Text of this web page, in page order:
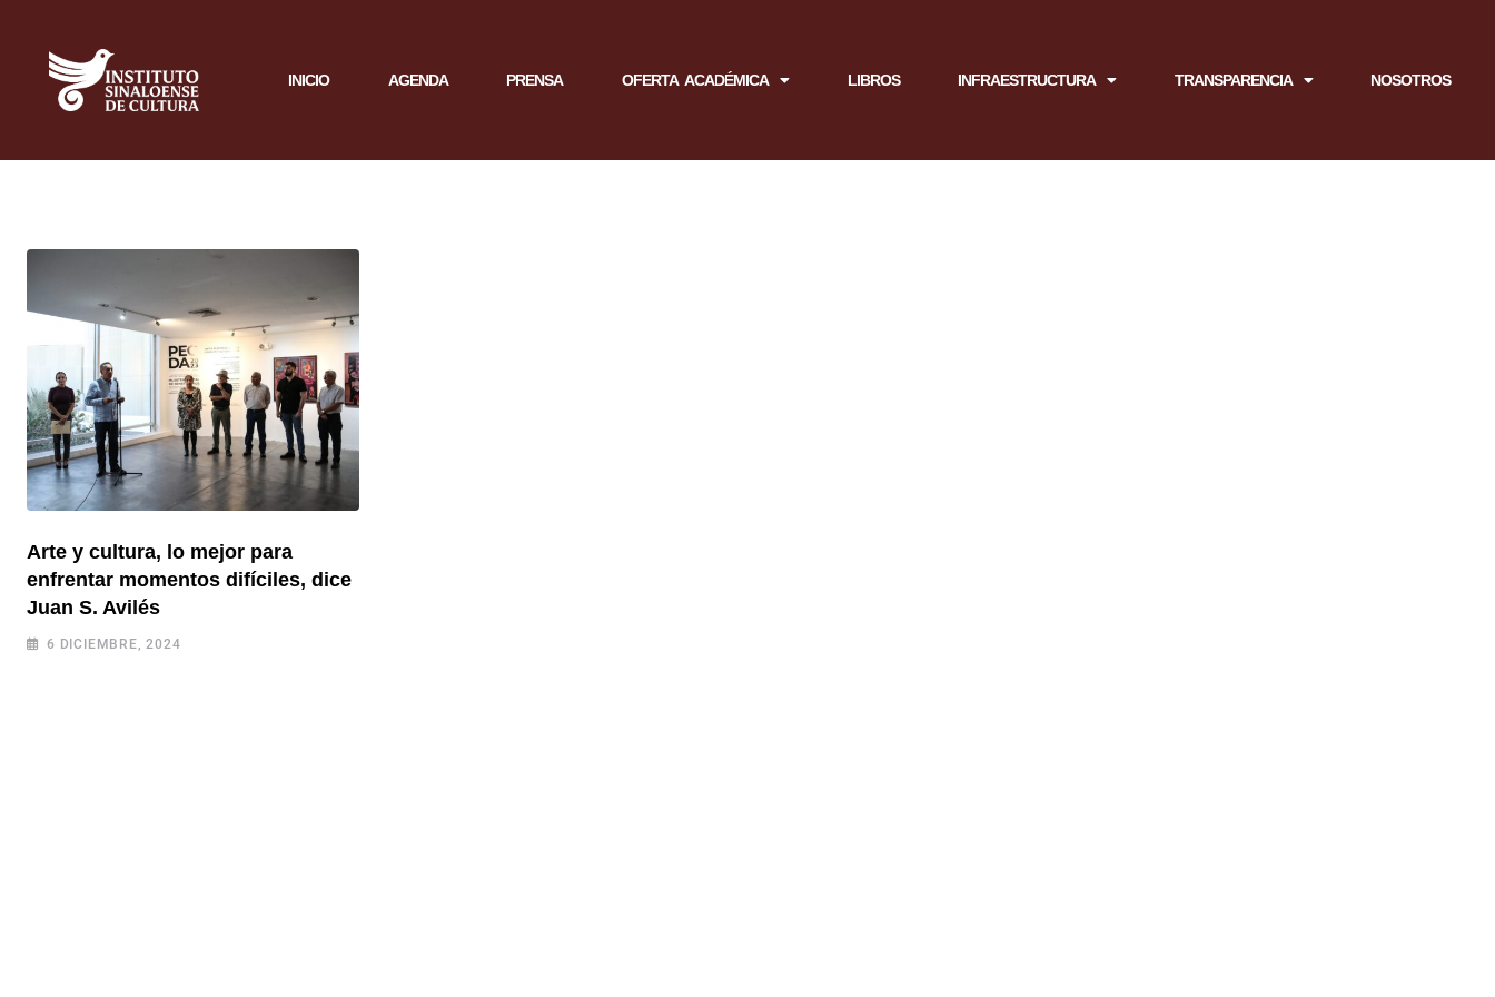
INICIO AGENDA PRENSA OFERTA ACADÉMICA LIBROS INFRAESTRUCTURA TRANSPARENCIA NOSOTROS
Arte y cultura, lo mejor para
enfrentar momentos difíciles, dice
Juan S. Avilés
6 DICIEMBRE, 2024